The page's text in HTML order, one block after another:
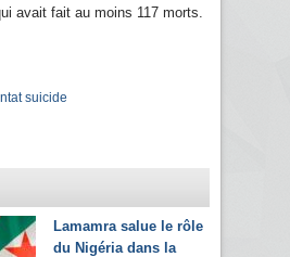
avait fait au moins 117 morts.
suicide
Lamamra salue le rôle
du Nigéria dans la